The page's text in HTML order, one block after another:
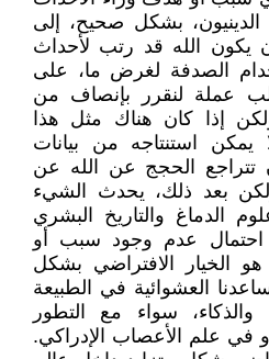
الدينيون، بشكل صحيح، إلى
يكون الله قد رتب لأحداث
الصدفة لغرض ما، على
عملة لنقرر بإنصاف من
إذا كان هناك مثل هذا
يمكن استنتاجه من بيانات
تتراجع الحجج عن الله عن
ولكن بعد ذلك، يحدث الشيء
الدماغ والتاريخ البشري
احتمال عدم وجود سبب أو
هو الخيار الافتراضي بشكل
العشوائية في الطبيعة
والذكاء، سواء مع التطور
في علم الأعصاب الإدراكي.